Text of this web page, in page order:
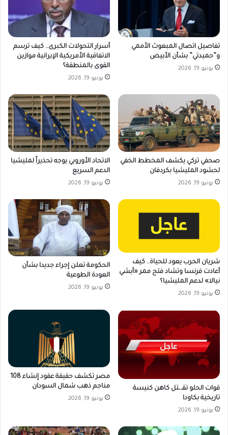
تفاصيل اتصال المبعوث الأممي
و”حميدتي” بشأن الأبيض
يونيو 19, 2026
أسرار التحولات الكبرى.. كيف ترسم
الاتفاقية الأمريكية الإيرانية موازين
القوى بالمنطقة؟
يونيو 19, 2026
صحفي تركي يكشف المخطط الخفي
لحشود المليشيا بكردفان
يونيو 19, 2026
الاتحاد الأوروبي يوجه تحذيراً لمليشيا
الدعم السريع
يونيو 19, 2026
شريان الحرب يعود للحياة.. كيف
أعادت فرنسا وتشاد فتح ممر «أبشي
نيالا» لدعم المليشيا؟
يونيو 19, 2026
الحكومة تعلن إجراء جديدا بشأن
العودة الطوعية
يونيو 19, 2026
قوات الحلو تقـ.ـتل كاهن كنيسة
تاريخية بكاودا
يونيو 19, 2026
مصر تكشف حقيقة عقود إنشاء 108
مناجم ذهب شمال السودان
يونيو 19, 2026